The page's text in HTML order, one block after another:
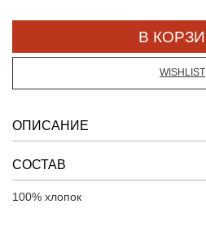
WISHLIST
ОПИСАНИЕ
СОСТАВ
100% хлопок